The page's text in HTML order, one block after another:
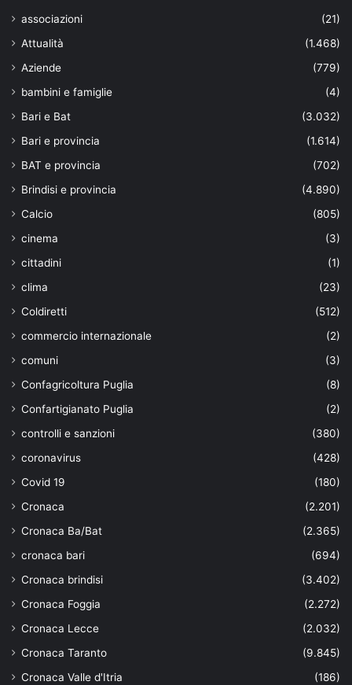
associazioni
(21)
Attualità
(1.468)
Aziende
(779)
bambini e famiglie
(4)
Bari e Bat
(3.032)
Bari e provincia
(1.614)
BAT e provincia
(702)
Brindisi e provincia
(4.890)
Calcio
(805)
cinema
(3)
cittadini
(1)
clima
(23)
Coldiretti
(512)
commercio internazionale
(2)
comuni
(3)
Confagricoltura Puglia
(8)
Confartigianato Puglia
(2)
controlli e sanzioni
(380)
coronavirus
(428)
Covid 19
(180)
Cronaca
(2.201)
Cronaca Ba/Bat
(2.365)
cronaca bari
(694)
Cronaca brindisi
(3.402)
Cronaca Foggia
(2.272)
Cronaca Lecce
(2.032)
Cronaca Taranto
(9.845)
Cronaca Valle d'Itria
(186)